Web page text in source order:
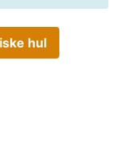
hul